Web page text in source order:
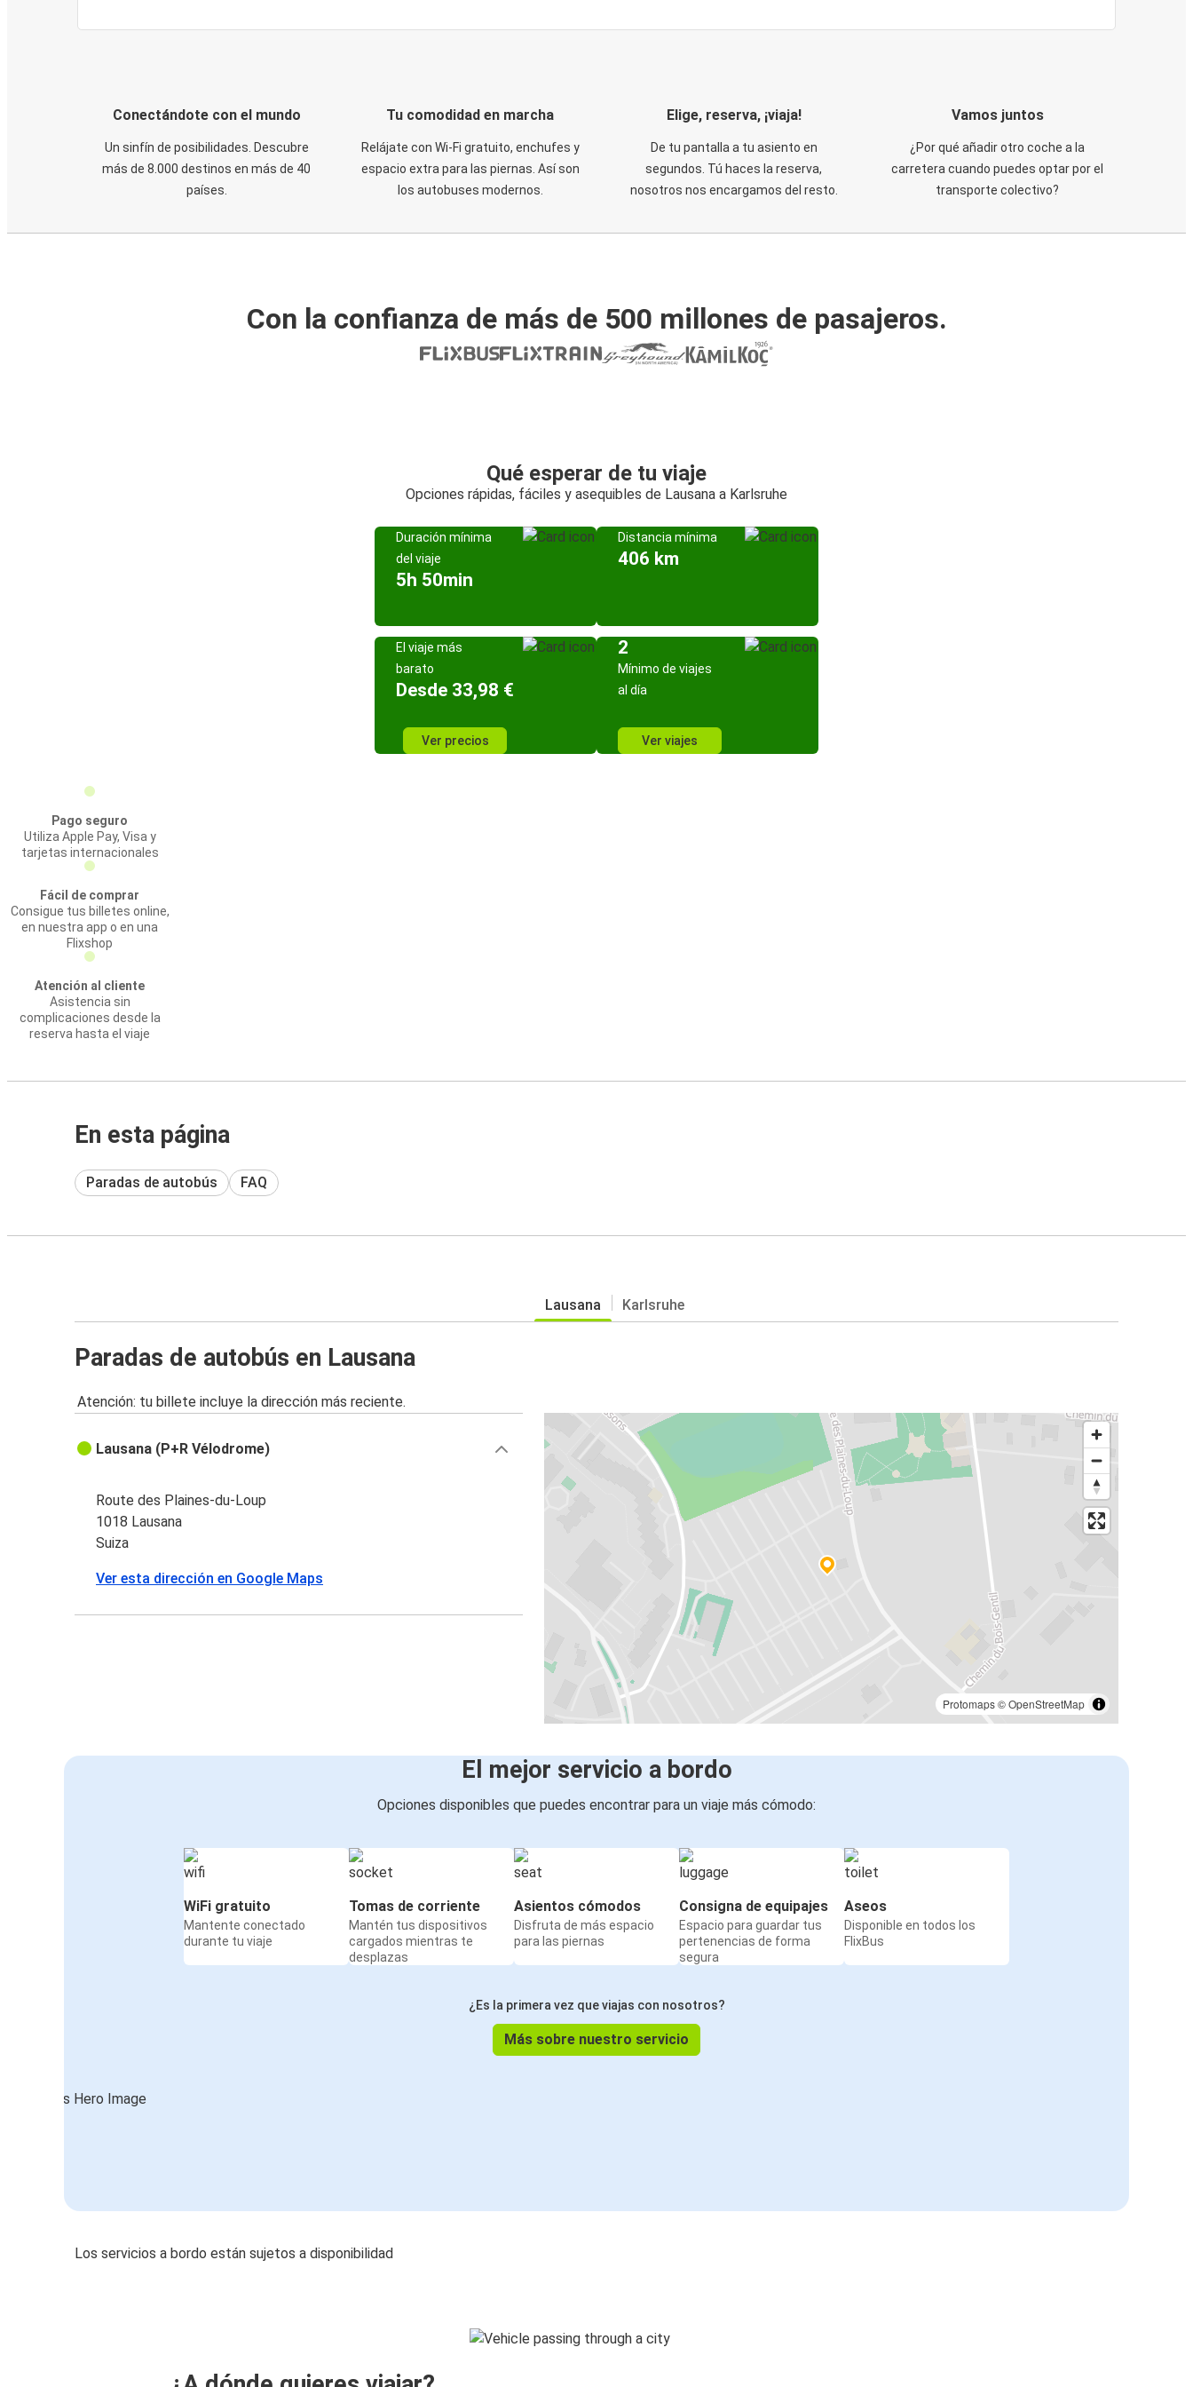
Conectándote con el mundo
Un sinfín de posibilidades. Descubre
más de 8.000 destinos en más de 40
países.
Tu comodidad en marcha
Relájate con Wi-Fi gratuito, enchufes y
espacio extra para las piernas. Así son
los autobuses modernos.
Elige, reserva, ¡viaja!
De tu pantalla a tu asiento en
segundos. Tú haces la reserva,
nosotros nos encargamos del resto.
Vamos juntos
¿Por qué añadir otro coche a la
carretera cuando puedes optar por el
transporte colectivo?
Con la confianza de más de 500 millones de pasajeros.
Qué esperar de tu viaje
Opciones rápidas, fáciles y asequibles de Lausana a Karlsruhe
Duración mínima
del viaje
5h 50min
Distancia mínima
406 km
El viaje más
barato
Desde 33,98 €
Ver precios
2
Mínimo de viajes
al día
Ver viajes
Pago seguro
Utiliza Apple Pay, Visa y
tarjetas internacionales
Fácil de comprar
Consigue tus billetes online,
en nuestra app o en una
Flixshop
Atención al cliente
Asistencia sin
complicaciones desde la
reserva hasta el viaje
En esta página
Paradas de autobús FAQ
Lausana Karlsruhe
Paradas de autobús en Lausana
Atención: tu billete incluye la dirección más reciente.
Protomaps©OpenStreetMap
Lausana (P+R Vélodrome)
Route des Plaines-du-Loup
1018 Lausana
Suiza
Ver esta dirección en Google Maps
El mejor servicio a bordo
Opciones disponibles que puedes encontrar para un viaje más cómodo:
WiFi gratuito
Mantente conectado
durante tu viaje
Tomas de corriente
Mantén tus dispositivos
cargados mientras te
desplazas
Asientos cómodos
Disfruta de más espacio
para las piernas
Consigna de equipajes
Espacio para guardar tus
pertenencias de forma
segura
Aseos
Disponible en todos los
FlixBus
¿Es la primera vez que viajas con nosotros?
Más sobre nuestro servicio
Los servicios a bordo están sujetos a disponibilidad